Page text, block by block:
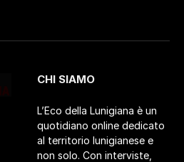
CHI SIAMO
L’Eco della Lunigiana è un
quotidiano online dedicato
al territorio lunigianese e
non solo. Con interviste,